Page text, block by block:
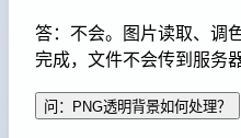
答：不会。图片读取、调
完成，文件不会传到服务器
问：PNG透明背景如何处理？